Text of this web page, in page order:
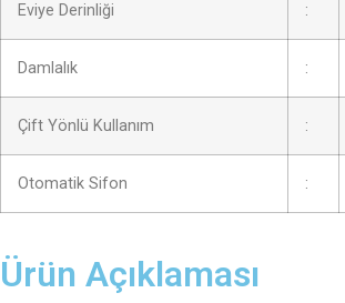
Eviye Derinliği :
Damlalık :
Çift Yönlü Kullanım :
Otomatik Sifon :
Ürün Açıklaması